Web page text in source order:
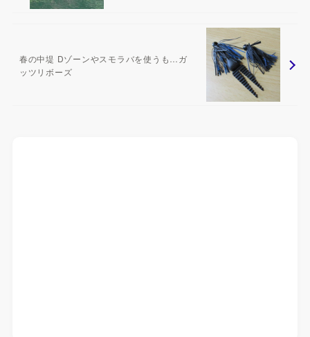
春の中堤 Dゾーンやスモラバを使うも…ガ
ッツリボーズ